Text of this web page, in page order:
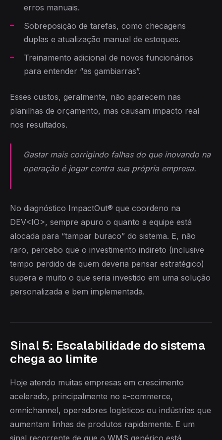
erros manuais.
Sobreposição de tarefas, como checagens
duplas e atualização manual de estoques.
Treinamento adicional de novos funcionários
para entender “as gambiarras”.
Esses custos, geralmente, não aparecem nas
planilhas de orçamento, mas causam impacto real
nos resultados.
Gastar mais corrigindo falhas do que inovando na
operação é jogar contra sua própria empresa.
No diagnóstico ImpactOut® que coordeno na
DEV<IO>, sempre apuro o quanto a equipe está
alocada para “tampar buraco” do sistema. E, não
raro, percebo que o investimento indireto (inclusive
tempo perdido de quem deveria pensar estratégico)
supera e muito o que seria investido em uma solução
personalizada e bem implementada.
Sinal 5: Escalabilidade do sistema
chega ao limite
Hoje atendo muitas empresas em crescimento
acelerado, principalmente no e-commerce,
omnichannel, operadores logísticos ou indústrias que
aumentam linhas de produtos rapidamente. E um